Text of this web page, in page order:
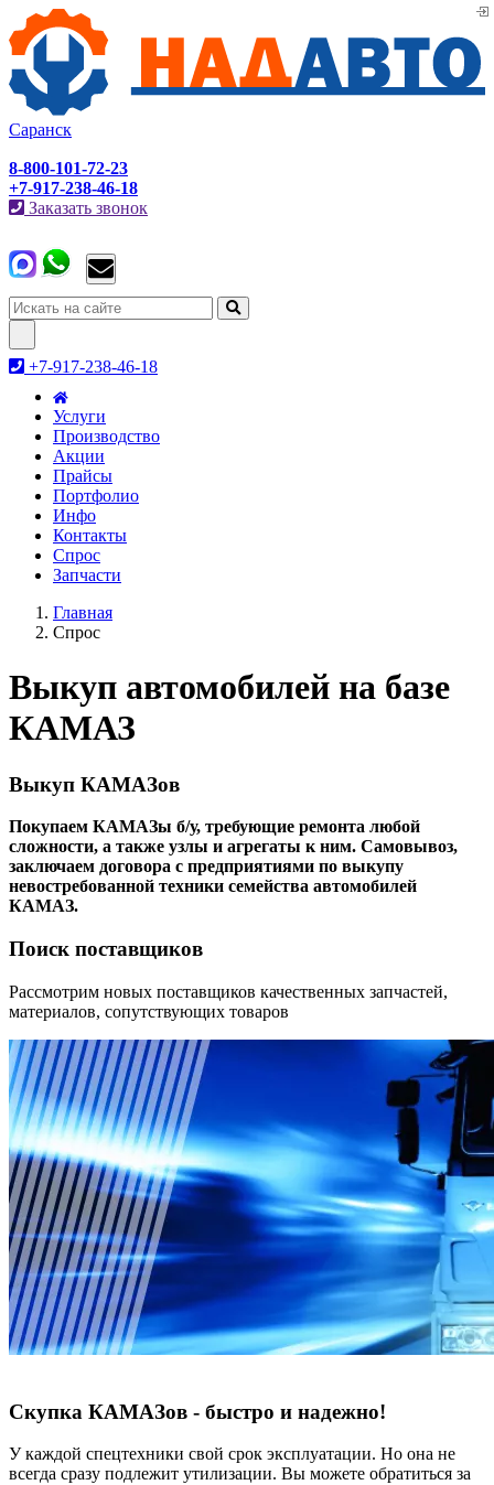
Саранск
8-800-101-72-23
+7-917-238-46-18
Заказать звонок
Toggle
navigation
+7-917-238-46-18
Услуги
Производство
Акции
Прайсы
Портфолио
Инфо
Контакты
Спрос
Запчасти
Главная
Спрос
Выкуп автомобилей на базе
КАМАЗ
Выкуп КАМАЗов
Покупаем КАМАЗы б/у, требующие ремонта любой
сложности, а также узлы и агрегаты к ним. Самовывоз,
заключаем договора с предприятиями по выкупу
невостребованной техники семейства автомобилей
КАМАЗ.
Поиск поставщиков
Рассмотрим новых поставщиков качественных запчастей,
материалов, сопутствующих товаров
Скупка КАМАЗов - быстро и надежно!
У каждой спецтехники свой срок эксплуатации. Но она не
всегда сразу подлежит утилизации. Вы можете обратиться за